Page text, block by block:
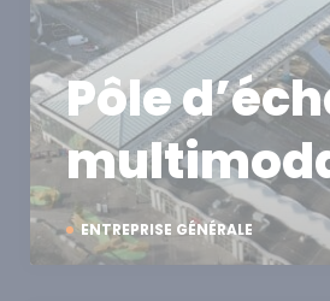
ENTREPRISE GÉNÉRALE
Pôle